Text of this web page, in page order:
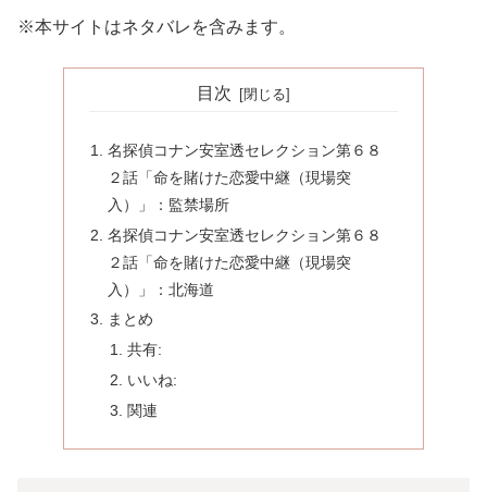
※本サイトはネタバレを含みます。
目次
名探偵コナン安室透セレクション第６８
２話「命を賭けた恋愛中継（現場突
入）」：監禁場所
名探偵コナン安室透セレクション第６８
２話「命を賭けた恋愛中継（現場突
入）」：北海道
まとめ
共有:
いいね:
関連